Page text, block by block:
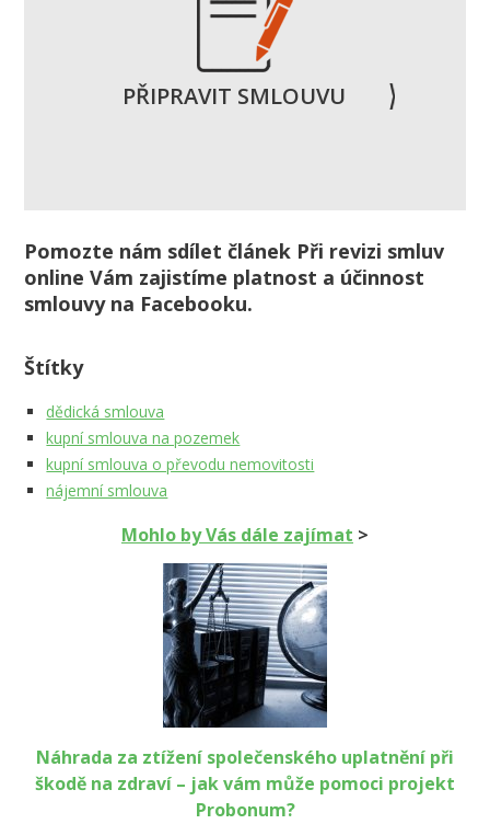
PŘIPRAVIT SMLOUVU
Pomozte nám sdílet článek Při revizi smluv
online Vám zajistíme platnost a účinnost
smlouvy na Facebooku.
Štítky
dědická smlouva
kupní smlouva na pozemek
kupní smlouva o převodu nemovitosti
nájemní smlouva
Mohlo by Vás dále zajímat >
Náhrada za ztížení společenského uplatnění při
škodě na zdraví – jak vám může pomoci projekt
Probonum?